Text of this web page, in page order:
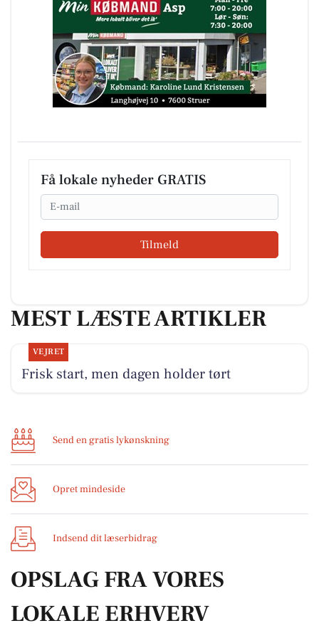
Få lokale nyheder GRATIS
Email
Tilmeld
MEST LÆSTE ARTIKLER
VEJRET
Frisk start, men dagen holder tørt
Send en gratis lykønskning
Opret mindeside
Indsend dit læserbidrag
OPSLAG FRA VORES
LOKALE ERHVERV